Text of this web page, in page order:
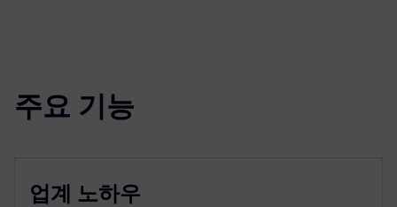
주요 기능
업계 노하우